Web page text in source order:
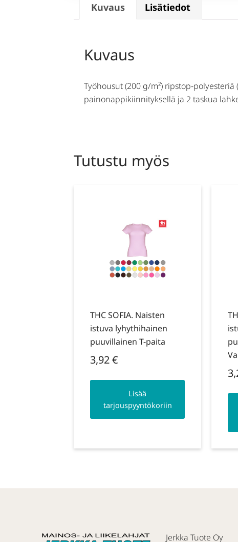
Kuvaus Lisätiedot
Kuvaus
Työhousut (200 g/m²) ripstop-
painonappikiinnityksellä ja 2 taskua
Tutustu myös
THC SOFIA. Naisten
istuva lyhythihainen
puuvillainen T-paita
3,92€
Lisää
tarjouspyyntökoriin
Jerkka Tuote Oy